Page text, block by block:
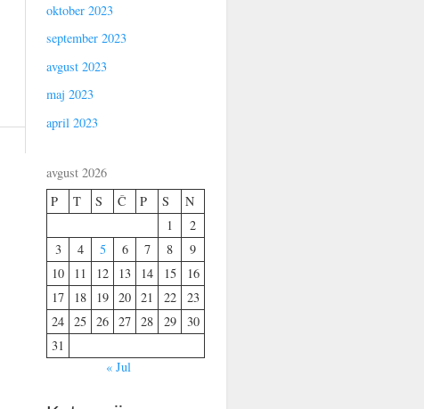
oktober 2023
september 2023
avgust 2023
maj 2023
april 2023
avgust 2026
P
T S Č P S
N
1
2
3
4 5 6 7 8
9
10
11 12 13 14 15
16
17
18 19 20 21 22
23
24 25 26 27 28 29
30
31
« Jul